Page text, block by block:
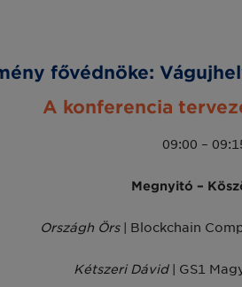
fővédnöke:
A konferencia
09:00 –
Megnyitó –
Országh Örs| Blockchain
Kétszeri Dávid| GS1